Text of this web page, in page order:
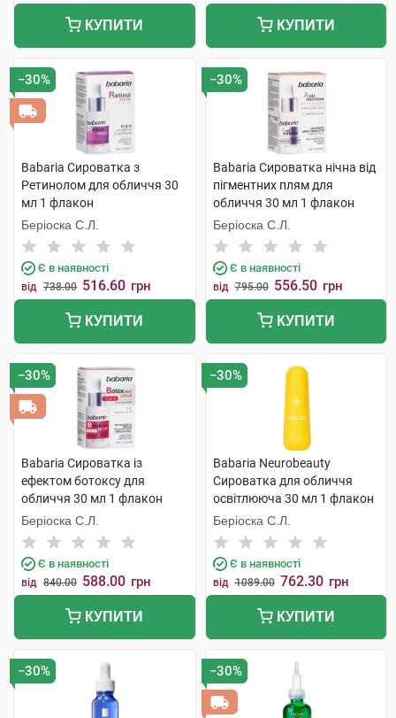
КУПИТИ КУПИТИ
−30%
Babaria Сироватка з
Ретинолом для обличчя 30
мл 1 флакон
Беріоска С.Л.
Є в наявності
від 738.00 516.60 грн
КУПИТИ
−30%
Babaria Сироватка нічна від
пігментних плям для
обличчя 30 мл 1 флакон
Беріоска С.Л.
Є в наявності
від 795.00 556.50 грн
КУПИТИ
−30%
Babaria Сироватка із
ефектом ботоксу для
обличчя 30 мл 1 флакон
Беріоска С.Л.
Є в наявності
від 840.00 588.00 грн
КУПИТИ
−30%
Babaria Neurobeauty
Сироватка для обличчя
освітлююча 30 мл 1 флакон
Беріоска С.Л.
Є в наявності
від 1089.00 762.30 грн
КУПИТИ
−30% −30%